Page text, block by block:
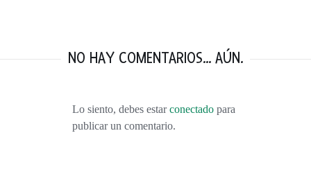
NO HAY COMENTARIOS... AÚN.
Lo siento, debes estarconectado para
publicar un comentario.